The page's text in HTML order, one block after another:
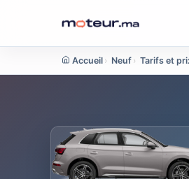
Accueil › Neuf › Tarifs et